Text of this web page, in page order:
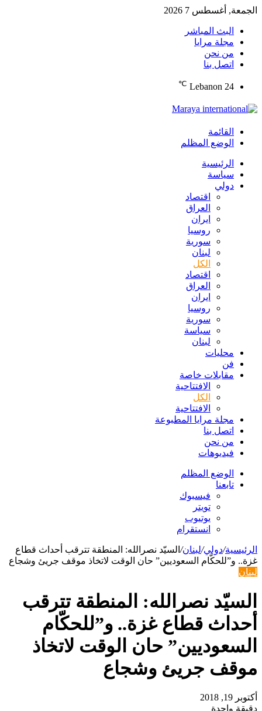
الجمعة, أغسطس 7 2026
البث المباشر
مجلة مرايا
من نحن
اتصل بنا
Lebanon 24
℃
القائمة
الوضع المظلم
الرئيسية
سياسة
دولي
اقتصاد
العراق
ايران
روسيا
سورية
لبنان
الكل
اقتصاد
العراق
ايران
روسيا
سورية
سياسة
لبنان
محليات
فن
مقابلات خاصة
الافتتاحیة
الكل
الافتتاحیة
مجلة مرايا المطبوعة
اتصل بنا
من نحن
فيديوهات
الوضع المظلم
تابعنا
فيسبوك
تويتر
يوتيوب
انستقرام
الرئيسية/دولي/لبنان/ السيّد نصرالله: المنطقة تترقب أحداث قطاع
غزة.. و”للحكّام السعوديين” حان الوقت لاتخاذ موقف جريئ وشجاع
لبنان
السيّد نصرالله: المنطقة تترقب
أحداث قطاع غزة.. و”للحكّام
السعوديين” حان الوقت لاتخاذ
موقف جريئ وشجاع
أكتوبر 19, 2018
دقيقة واحدة